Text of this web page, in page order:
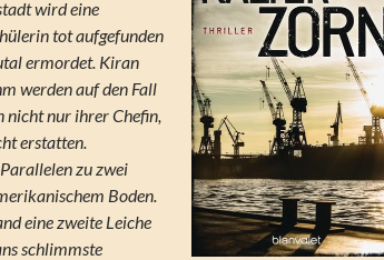
wird eine
tot aufgefunden
ermordet. Kiran
werden auf den Fall
nicht nur ihrer Chefin,
erstatten.
zu zwei
Boden.
eine zweite Leiche
schlimmste